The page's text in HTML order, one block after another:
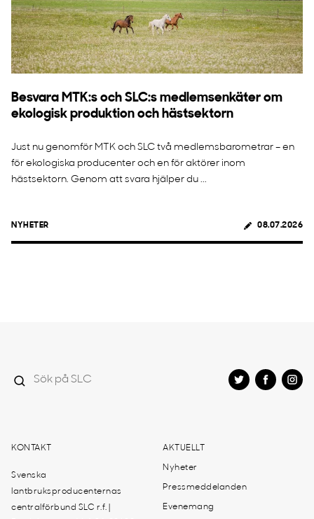
Besvara MTK:s och SLC:s medlemsenkäter om
ekologisk produktion och hästsektorn
Just nu genomför MTK och SLC två medlemsbarometrar – en
för ekologiska producenter och en för aktörer inom
hästsektorn. Genom att svara hjälper du ...
NYHETER 08.07.2026
KONTAKT
Svenska
lantbruksproducenternas
centralförbund SLC r.f. |
AKTUELLT
Nyheter
Pressmeddelanden
Evenemang